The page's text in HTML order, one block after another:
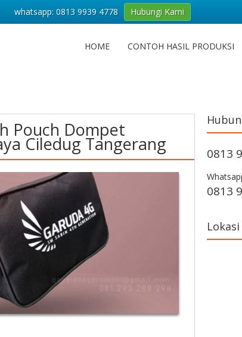
HOME CONTOH HASIL PRODUKSI
Pouch Dompet
Ciledug Tangerang 0813
0813
whatsapp: 0813 9939 4778 Hubungi Kami